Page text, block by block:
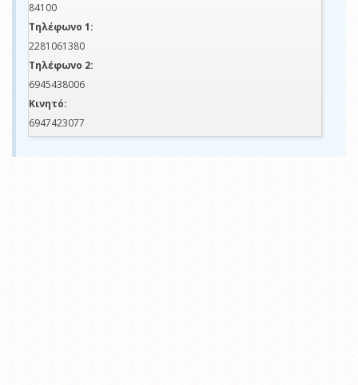
84100
Τηλέφωνο 1:
2281061380
Τηλέφωνο 2:
6945438006
Κινητό:
6947423077